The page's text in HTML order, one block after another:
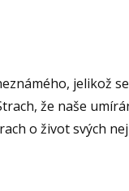
jelikož
že naše
o život svých